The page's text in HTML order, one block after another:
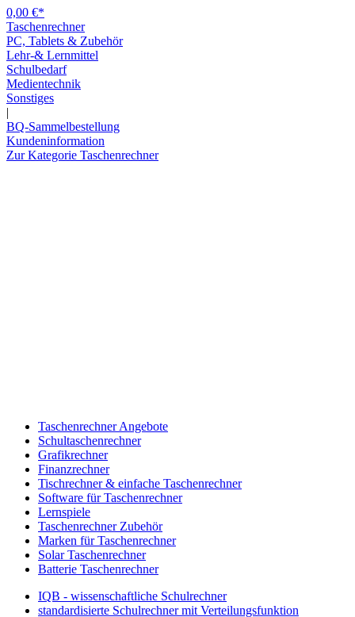
0,00 €*
Taschenrechner
PC, Tablets & Zubehör
Lehr-& Lernmittel
Schulbedarf
Medientechnik
Sonstiges
|
BQ-Sammelbestellung
Kundeninformation
Zur Kategorie Taschenrechner
Taschenrechner Angebote
Schultaschenrechner
Grafikrechner
Finanzrechner
Tischrechner & einfache Taschenrechner
Software für Taschenrechner
Lernspiele
Taschenrechner Zubehör
Marken für Taschenrechner
Solar Taschenrechner
Batterie Taschenrechner
IQB - wissenschaftliche Schulrechner
standardisierte Schulrechner mit Verteilungsfunktion